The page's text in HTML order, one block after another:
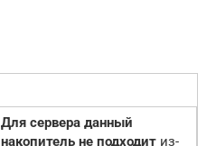
Для сервера данный
накопитель не подходит из-